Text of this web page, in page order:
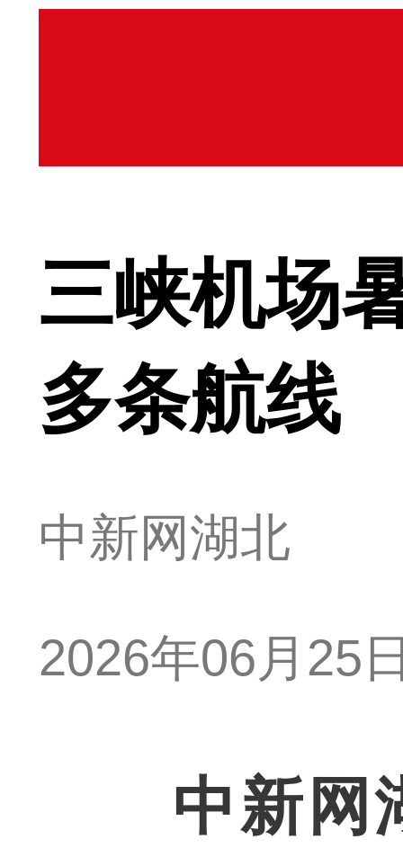
三峡机场
多条航线
中新网湖北
2026年06月25
中新网